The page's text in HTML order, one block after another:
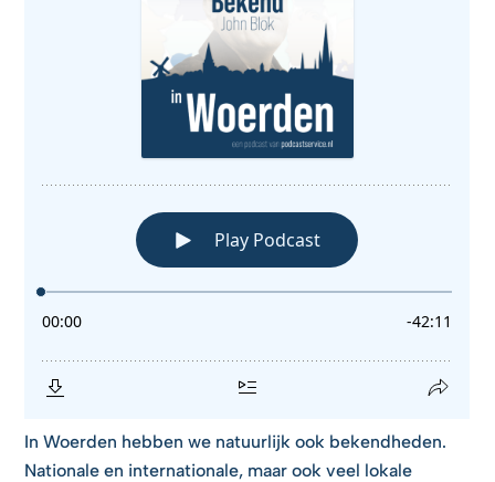
In Woerden hebben we natuurlijk ook bekendheden.
Nationale en internationale, maar ook veel lokale